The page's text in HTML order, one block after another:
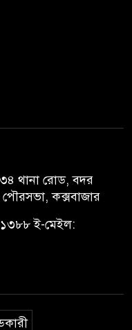
থানা রোড, বদর
কক্সবাজার
ই-মেইল: